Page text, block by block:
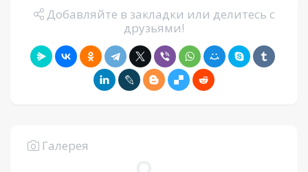
Добавляйте в закладки или делитесь с
друзьями!
Галерея